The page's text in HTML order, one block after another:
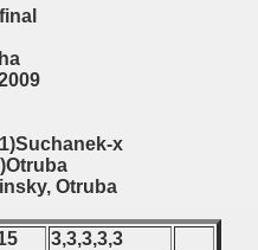
x
Otruba
3,3,3,3,3